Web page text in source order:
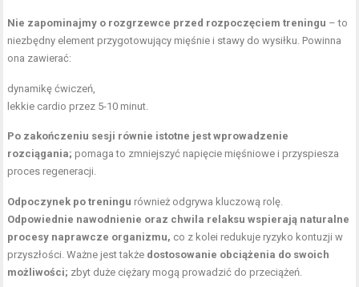
Nie zapominajmy o rozgrzewce przed rozpoczęciem treningu – to
niezbędny element przygotowujący mięśnie i stawy do wysiłku. Powinna
ona zawierać:
dynamikę ćwiczeń,
lekkie cardio przez 5-10 minut.
Po zakończeniu sesji równie istotne jest wprowadzenie
rozciągania; pomaga to zmniejszyć napięcie mięśniowe i przyspiesza
proces regeneracji.
Odpoczynek po treningu również odgrywa kluczową rolę.
Odpowiednie nawodnienie oraz chwila relaksu wspierają naturalne
procesy naprawcze organizmu, co z kolei redukuje ryzyko kontuzji w
przyszłości. Ważne jest także dostosowanie obciążenia do swoich
możliwości; zbyt duże ciężary mogą prowadzić do przeciążeń.